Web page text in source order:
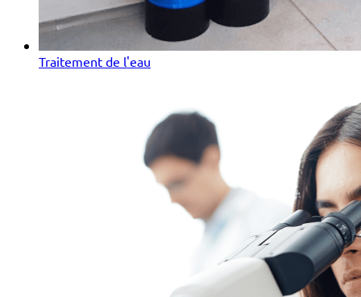
Traitement de l'eau